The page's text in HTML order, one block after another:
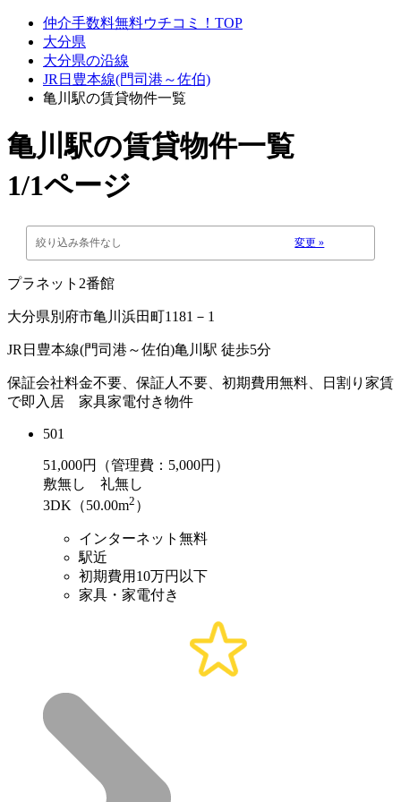
仲介手数料無料ウチコミ！TOP
大分県
大分県の沿線
JR日豊本線(門司港～佐伯)
亀川駅の賃貸物件一覧
亀川駅の賃貸物件一覧
1/1ページ
絞り込み条件なし 変更 »
プラネット2番館
大分県別府市亀川浜田町1181－1
JR日豊本線(門司港～佐伯)亀川駅 徒歩5分
保証会社料金不要、保証人不要、初期費用無料、日割り家賃
で即入居 家具家電付き物件
501
51,000円（管理費：5,000円）
敷無し 礼無し
3DK（50.00m2 ）
インターネット無料
駅近
初期費用10万円以下
家具・家電付き